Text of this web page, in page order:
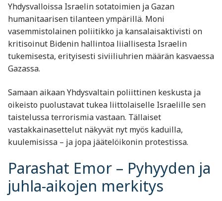
Yhdysvalloissa Israelin sotatoimien ja Gazan
humanitaarisen tilanteen ympärillä. Moni
vasemmistolainen poliitikko ja kansalaisaktivisti on
kritisoinut Bidenin hallintoa liiallisesta Israelin
tukemisesta, erityisesti siviiliuhrien määrän kasvaessa
Gazassa.
Samaan aikaan Yhdysvaltain poliittinen keskusta ja
oikeisto puolustavat tukea liittolaiselle Israelille sen
taistelussa terrorismia vastaan. Tällaiset
vastakkainasettelut näkyvät nyt myös kaduilla,
kuulemisissa – ja jopa jäätelöikonin protestissa.
Parashat Emor – Pyhyyden ja
juhla-aikojen merkitys